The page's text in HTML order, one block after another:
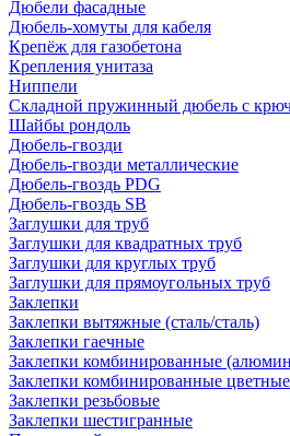
Дюбели фасадные
Дюбель-хомуты для кабеля
Крепёж для газобетона
Крепления унитаза
Ниппели
Складной пружинный дюбель с
Шайбы рондоль
Дюбель-гвозди
Дюбель-гвозди металлические
Дюбель-гвоздь PDG
Дюбель-гвоздь SB
Заглушки для труб
Заглушки для квадратных труб
Заглушки для круглых труб
Заглушки для прямоугольных труб
Заклепки
Заклепки вытяжные (сталь/сталь)
Заклепки гаечные
Заклепки комбинированные
Заклепки комбинированные
Заклепки резьбовые
Заклепки шестигранные